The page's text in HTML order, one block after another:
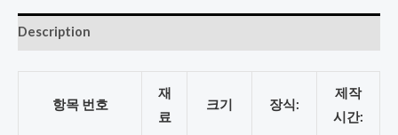
Description
항목 번호
재
료
크기 장식:
제작
시간: